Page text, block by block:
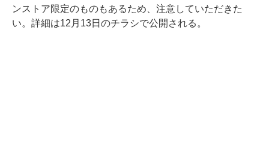
ンストア限定のものもあるため、注意していただきた
い。詳細は12月13日のチラシで公開される。